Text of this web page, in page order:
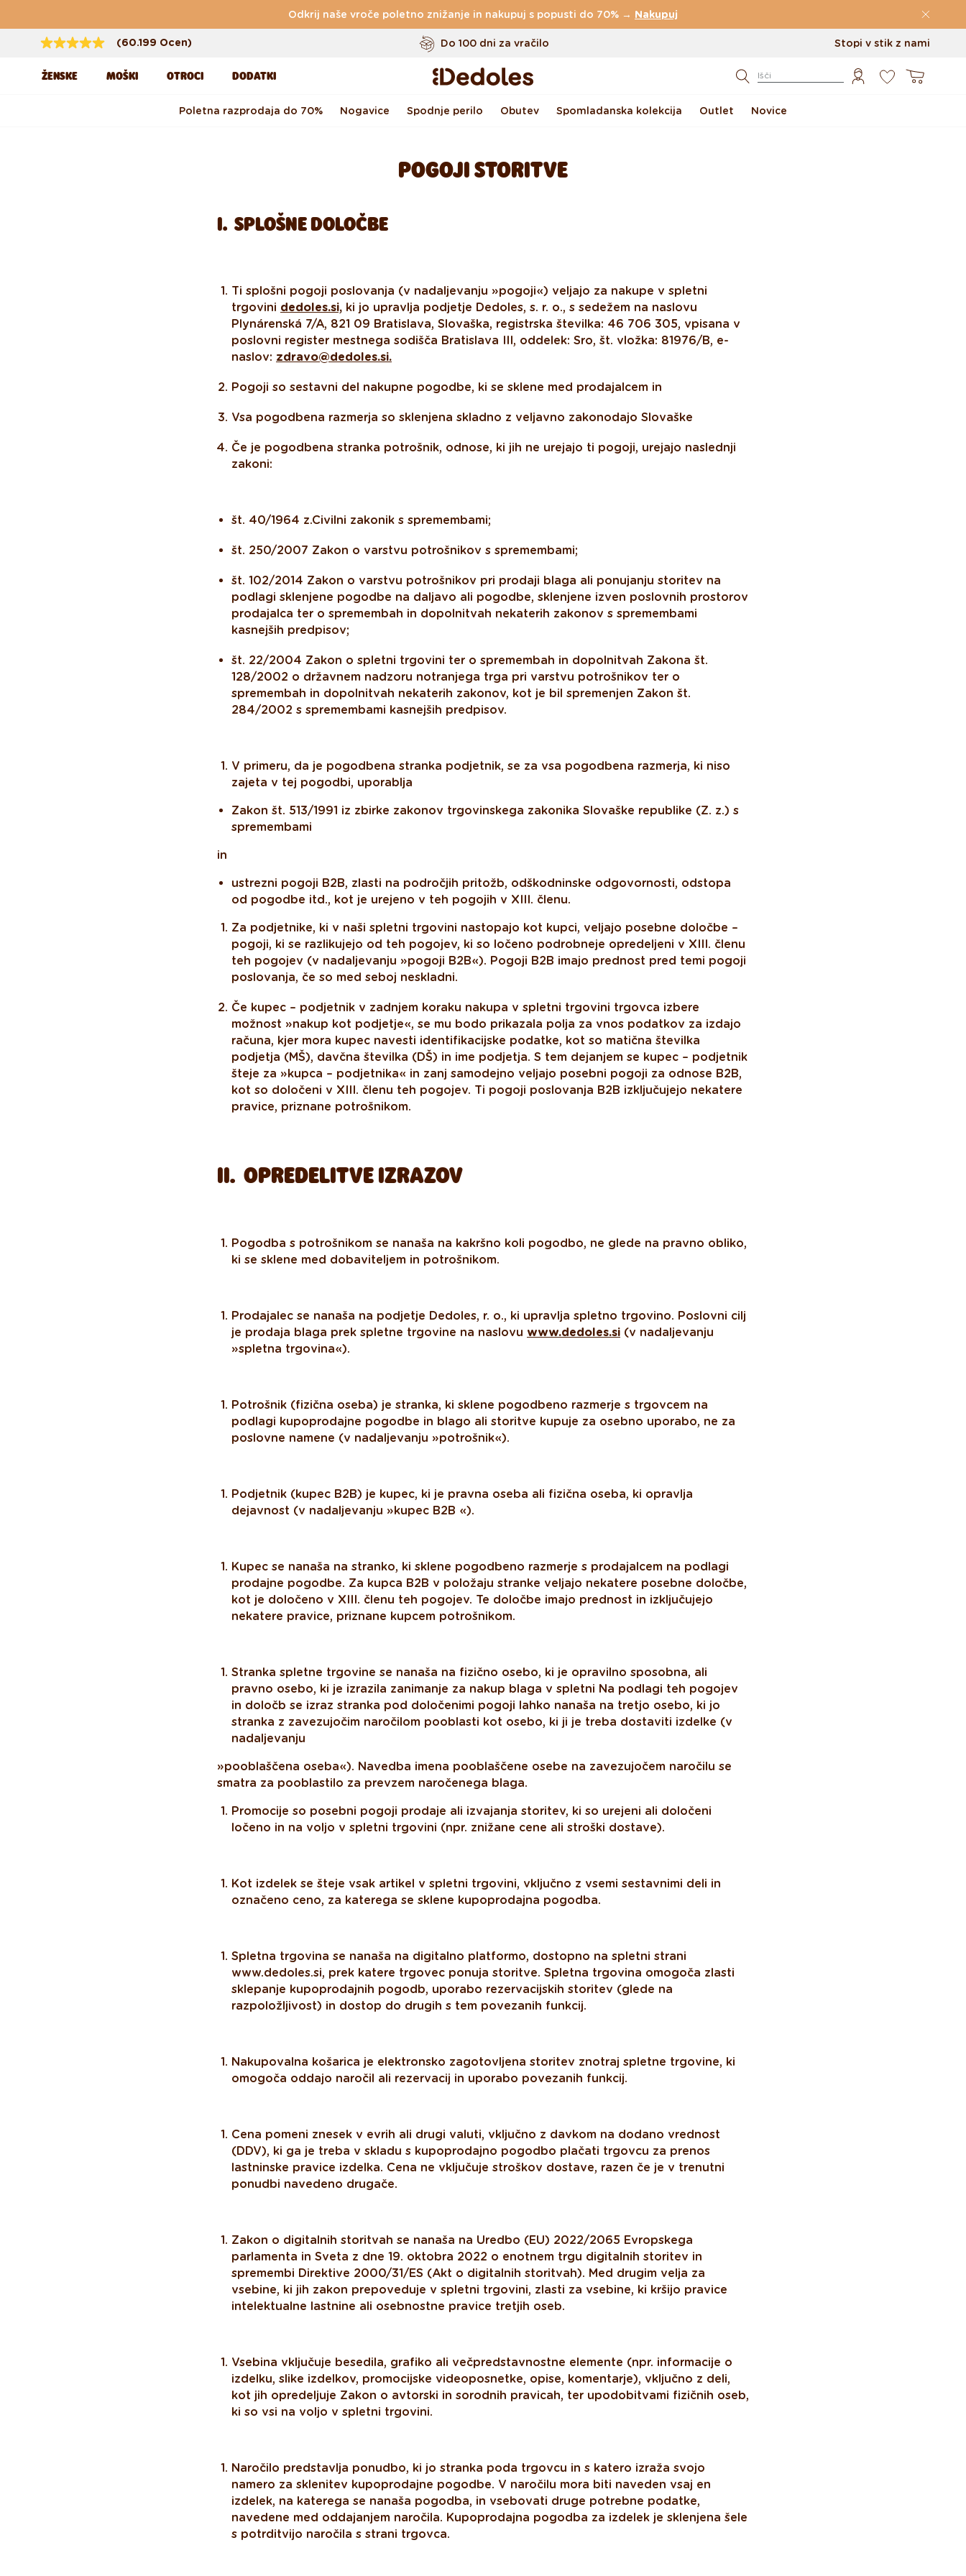
Odkrij naše vroče poletno znižanje in nakupuj s popusti do 70% → Nakupuj
(60.199 Ocen)
Brezplačnadostava za naročila nad49 €
Do 100 dni za vračilo
Izvirni dizajn ustvarjen pri nas
Stopi v stik z nami
ŽENSKE MOŠKI OTROCI DODATKI Išči Košarica
Poletna razprodaja do 70% Nogavice Spodnje perilo Obutev Spomladanska kolekcija Outlet Novice
POGOJI STORITVE
I. SPLOŠNE DOLOČBE
Ti splošni pogoji poslovanja (v nadaljevanju »pogoji«) veljajo za nakupe v spletni
trgovini dedoles.si, ki jo upravlja podjetje Dedoles, s. r. o., s sedežem na naslovu
Plynárenská 7/A, 821 09 Bratislava, Slovaška, registrska številka: 46 706 305, vpisana v
poslovni register mestnega sodišča Bratislava III, oddelek: Sro, št. vložka: 81976/B, e-
naslov: zdravo@dedoles.si.
Pogoji so sestavni del nakupne pogodbe, ki se sklene med prodajalcem in
Vsa pogodbena razmerja so sklenjena skladno z veljavno zakonodajo Slovaške
Če je pogodbena stranka potrošnik, odnose, ki jih ne urejajo ti pogoji, urejajo naslednji
zakoni:
št. 40/1964 z.Civilni zakonik s spremembami;
št. 250/2007 Zakon o varstvu potrošnikov s spremembami;
št. 102/2014 Zakon o varstvu potrošnikov pri prodaji blaga ali ponujanju storitev na
podlagi sklenjene pogodbe na daljavo ali pogodbe, sklenjene izven poslovnih prostorov
prodajalca ter o spremembah in dopolnitvah nekaterih zakonov s spremembami
kasnejših predpisov;
št. 22/2004 Zakon o spletni trgovini ter o spremembah in dopolnitvah Zakona št.
128/2002 o državnem nadzoru notranjega trga pri varstvu potrošnikov ter o
spremembah in dopolnitvah nekaterih zakonov, kot je bil spremenjen Zakon št.
284/2002 s spremembami kasnejših predpisov.
V primeru, da je pogodbena stranka podjetnik, se za vsa pogodbena razmerja, ki niso
zajeta v tej pogodbi, uporablja
Zakon št. 513/1991 iz zbirke zakonov trgovinskega zakonika Slovaške republike (Z. z.) s
spremembami
in
ustrezni pogoji B2B, zlasti na področjih pritožb, odškodninske odgovornosti, odstopa
od pogodbe itd., kot je urejeno v teh pogojih v XIII. členu.
Za podjetnike, ki v naši spletni trgovini nastopajo kot kupci, veljajo posebne določbe –
pogoji, ki se razlikujejo od teh pogojev, ki so ločeno podrobneje opredeljeni v XIII. členu
teh pogojev (v nadaljevanju »pogoji B2B«). Pogoji B2B imajo prednost pred temi pogoji
poslovanja, če so med seboj neskladni.
Če kupec – podjetnik v zadnjem koraku nakupa v spletni trgovini trgovca izbere
možnost »nakup kot podjetje«, se mu bodo prikazala polja za vnos podatkov za izdajo
računa, kjer mora kupec navesti identifikacijske podatke, kot so matična številka
podjetja (MŠ), davčna številka (DŠ) in ime podjetja. S tem dejanjem se kupec – podjetnik
šteje za »kupca – podjetnika« in zanj samodejno veljajo posebni pogoji za odnose B2B,
kot so določeni v XIII. členu teh pogojev. Ti pogoji poslovanja B2B izključujejo nekatere
pravice, priznane potrošnikom.
II. OPREDELITVE IZRAZOV
Pogodba s potrošnikom se nanaša na kakršno koli pogodbo, ne glede na pravno obliko,
ki se sklene med dobaviteljem in potrošnikom.
Prodajalec se nanaša na podjetje Dedoles, r. o., ki upravlja spletno trgovino. Poslovni cilj
je prodaja blaga prek spletne trgovine na naslovu www.dedoles.si (v nadaljevanju
»spletna trgovina«).
Potrošnik (fizična oseba) je stranka, ki sklene pogodbeno razmerje s trgovcem na
podlagi kupoprodajne pogodbe in blago ali storitve kupuje za osebno uporabo, ne za
poslovne namene (v nadaljevanju »potrošnik«).
Podjetnik (kupec B2B) je kupec, ki je pravna oseba ali fizična oseba, ki opravlja
dejavnost (v nadaljevanju »kupec B2B «).
Kupec se nanaša na stranko, ki sklene pogodbeno razmerje s prodajalcem na podlagi
prodajne pogodbe. Za kupca B2B v položaju stranke veljajo nekatere posebne določbe,
kot je določeno v XIII. členu teh pogojev. Te določbe imajo prednost in izključujejo
nekatere pravice, priznane kupcem potrošnikom.
Stranka spletne trgovine se nanaša na fizično osebo, ki je opravilno sposobna, ali
pravno osebo, ki je izrazila zanimanje za nakup blaga v spletni Na podlagi teh pogojev
in določb se izraz stranka pod določenimi pogoji lahko nanaša na tretjo osebo, ki jo
stranka z zavezujočim naročilom pooblasti kot osebo, ki ji je treba dostaviti izdelke (v
nadaljevanju
»pooblaščena oseba«). Navedba imena pooblaščene osebe na zavezujočem naročilu se
smatra za pooblastilo za prevzem naročenega blaga.
Promocije so posebni pogoji prodaje ali izvajanja storitev, ki so urejeni ali določeni
ločeno in na voljo v spletni trgovini (npr. znižane cene ali stroški dostave).
Kot izdelek se šteje vsak artikel v spletni trgovini, vključno z vsemi sestavnimi deli in
označeno ceno, za katerega se sklene kupoprodajna pogodba.
Spletna trgovina se nanaša na digitalno platformo, dostopno na spletni strani
www.dedoles.si, prek katere trgovec ponuja storitve. Spletna trgovina omogoča zlasti
sklepanje kupoprodajnih pogodb, uporabo rezervacijskih storitev (glede na
razpoložljivost) in dostop do drugih s tem povezanih funkcij.
Nakupovalna košarica je elektronsko zagotovljena storitev znotraj spletne trgovine, ki
omogoča oddajo naročil ali rezervacij in uporabo povezanih funkcij.
Cena pomeni znesek v evrih ali drugi valuti, vključno z davkom na dodano vrednost
(DDV), ki ga je treba v skladu s kupoprodajno pogodbo plačati trgovcu za prenos
lastninske pravice izdelka. Cena ne vključuje stroškov dostave, razen če je v trenutni
ponudbi navedeno drugače.
Zakon o digitalnih storitvah se nanaša na Uredbo (EU) 2022/2065 Evropskega
parlamenta in Sveta z dne 19. oktobra 2022 o enotnem trgu digitalnih storitev in
spremembi Direktive 2000/31/ES (Akt o digitalnih storitvah). Med drugim velja za
vsebine, ki jih zakon prepoveduje v spletni trgovini, zlasti za vsebine, ki kršijo pravice
intelektualne lastnine ali osebnostne pravice tretjih oseb.
Vsebina vključuje besedila, grafiko ali večpredstavnostne elemente (npr. informacije o
izdelku, slike izdelkov, promocijske videoposnetke, opise, komentarje), vključno z deli,
kot jih opredeljuje Zakon o avtorski in sorodnih pravicah, ter upodobitvami fizičnih oseb,
ki so vsi na voljo v spletni trgovini.
Naročilo predstavlja ponudbo, ki jo stranka poda trgovcu in s katero izraža svojo
namero za sklenitev kupoprodajne pogodbe. V naročilu mora biti naveden vsaj en
izdelek, na katerega se nanaša pogodba, in vsebovati druge potrebne podatke,
navedene med oddajanjem naročila. Kupoprodajna pogodba za izdelek je sklenjena šele
s potrditvijo naročila s strani trgovca.